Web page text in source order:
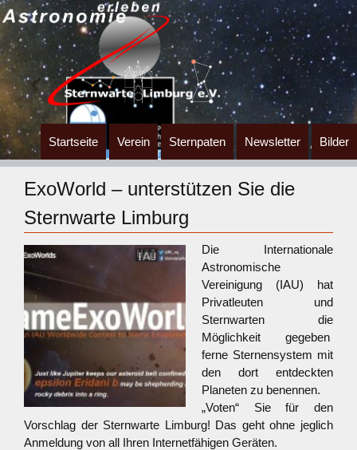
Zum
Inhalt
springen
Startseite Verein Sternpaten Newsletter Bilder
ExoWorld – unterstützen Sie die
Sternwarte Limburg
Die Internationale
Astronomische
Vereinigung (IAU) hat
Privatleuten und
Sternwarten die
Möglichkeit gegeben
ferne Sternensystem mit
den dort entdeckten
Planeten zu benennen.
„Voten“ Sie für den
Vorschlag der Sternwarte Limburg! Das geht ohne jeglich
Anmeldung von all Ihren Internetfähigen Geräten.